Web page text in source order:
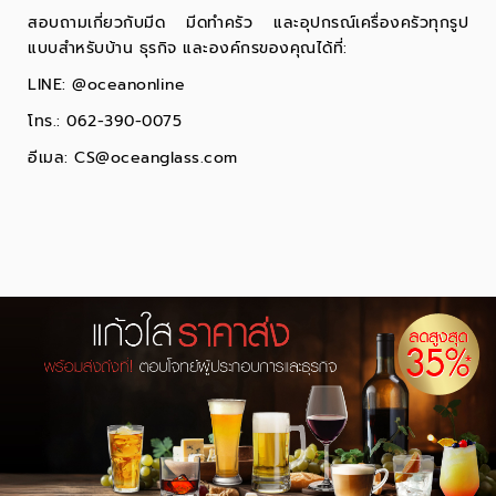
สอบถามเกี่ยวกับมีด มีดทำครัว และอุปกรณ์เครื่องครัวทุกรูป
แบบสำหรับบ้าน ธุรกิจ และองค์กรของคุณได้ที่:
LINE: @oceanonline
โทร.: 062-390-0075
อีเมล: CS@oceanglass.com